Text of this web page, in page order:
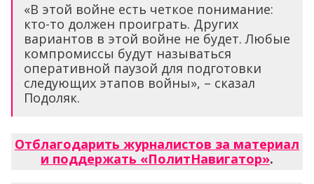
«В этой войне есть четкое понимание:
кто-то должен проиграть. Других
вариантов в этой войне не будет. Любые
компромиссы будут называться
оперативной паузой для подготовки
следующих этапов войны», – сказал
Подоляк.
Отблагодарить журналистов за материал
и поддержать «ПолитНавигатор».